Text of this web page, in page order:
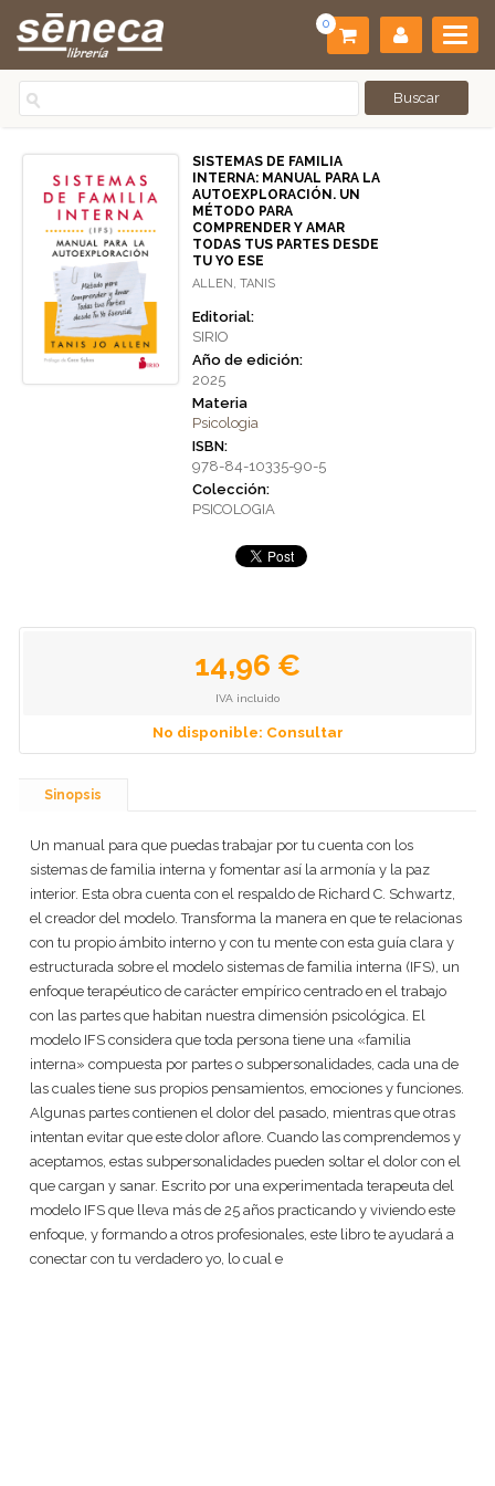
0
SISTEMAS DE FAMILIA
INTERNA: MANUAL PARA LA
AUTOEXPLORACIÓN. UN
MÉTODO PARA
COMPRENDER Y AMAR
TODAS TUS PARTES DESDE
TU YO ESE
ALLEN, TANIS
Editorial:
SIRIO
Año de edición:
2025
Materia
Psicologia
ISBN:
978-84-10335-90-5
Colección:
PSICOLOGIA
14,96 €
IVA incluido
No disponible: Consultar
Sinopsis
Un manual para que puedas trabajar por tu cuenta con los
sistemas de familia interna y fomentar así la armonía y la paz
interior. Esta obra cuenta con el respaldo de Richard C. Schwartz,
el creador del modelo. Transforma la manera en que te relacionas
con tu propio ámbito interno y con tu mente con esta guía clara y
estructurada sobre el modelo sistemas de familia interna (IFS), un
enfoque terapéutico de carácter empírico centrado en el trabajo
con las partes que habitan nuestra dimensión psicológica. El
modelo IFS considera que toda persona tiene una «familia
interna» compuesta por partes o subpersonalidades, cada una de
las cuales tiene sus propios pensamientos, emociones y funciones.
Algunas partes contienen el dolor del pasado, mientras que otras
intentan evitar que este dolor aflore. Cuando las comprendemos y
aceptamos, estas subpersonalidades pueden soltar el dolor con el
que cargan y sanar. Escrito por una experimentada terapeuta del
modelo IFS que lleva más de 25 años practicando y viviendo este
enfoque, y formando a otros profesionales, este libro te ayudará a
conectar con tu verdadero yo, lo cual e